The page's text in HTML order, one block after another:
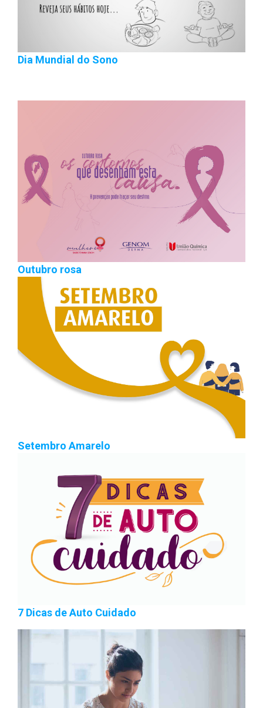
Dia Mundial do Sono
Outubro rosa
Setembro Amarelo
7 Dicas de Auto Cuidado